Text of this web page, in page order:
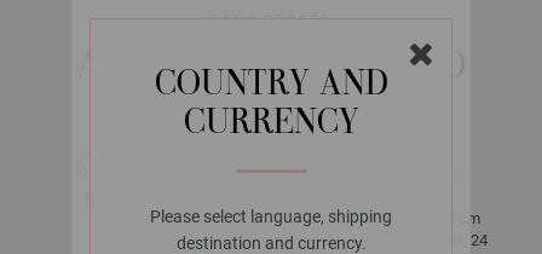
COUNTRY AND
CURRENCY
Please select language, shipping
destination and currency.
LANA GROSSA
ALLORA HAND-DYED
за 50 g
3 - 3,5
10 x 10 cm
34 рядах, 24